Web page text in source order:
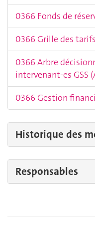
0366 Fonds de
0366 Grille des
0366 Arbre
intervenant-es GSS
0366 Gestion
Historique des
Responsables